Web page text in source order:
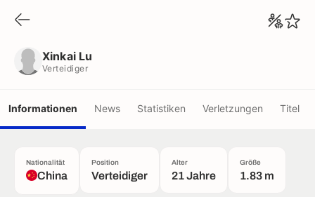
Xinkai Lu
Verteidiger
Informationen News Statistiken Verletzungen Titel
Nationalität
China
Position
Verteidiger
Alter
21 Jahre
Größe
1.83 m